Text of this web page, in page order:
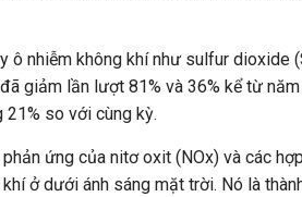
ô nhiễm không khí như sulfur dioxide
giảm lần lượt 81% và 36% kể từ
so với cùng kỳ.
ứng của nitơ oxit (NOx) và các
ở dưới ánh sáng mặt trời. Nó là